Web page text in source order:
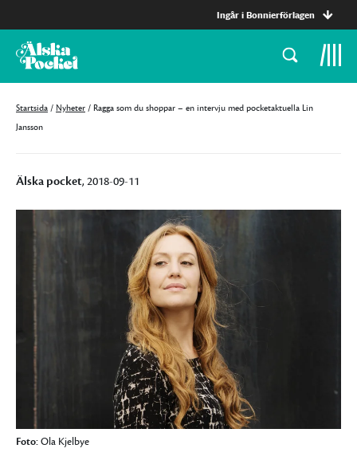
Ingår i Bonnierförlagen
Startsida / Nyheter / Ragga som du shoppar – en intervju med pocketaktuella Lin
Jansson
Älska pocket, 2018-09-11
Foto:Ola Kjelbye